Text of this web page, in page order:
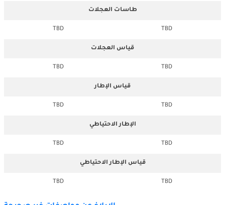
طاسات العجلات
TBD
TBD
قياس العجلات
TBD
TBD
قياس الإطار
TBD
TBD
الإطار الاحتياطي
TBD
TBD
قياس الإطار الاحتياطي
TBD
TBD